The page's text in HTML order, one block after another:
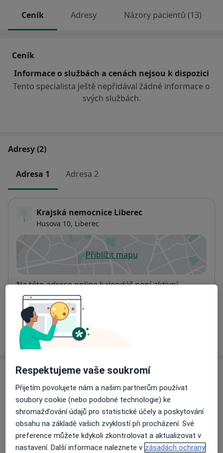
Ceník Adresy Názory pacientů (13)
Ceník
Informace o službách a cenách nejsou k dispozici
Tento specialista ještě nepřidával žádné informace o
svých službách.
Adresy (2)
Adresa 1 Adresa 2
Krajská nemocnice Liberec
Husova 10, Liberec
Přiblížit mapuse otevře v nové záložce
Dostupnost
Na této adrese online kalendář není aktivní
Co mám v takové situaci udělat?
Názory
Přidejte svůj názor
13 názorů
Respektujeme vaše soukromí
Přijetím povolujete nám a našim partnerům používat
soubory cookie (nebo podobné technologie) ke
shromažďování údajů pro statistické účely a poskytování
obsahu na základě vašich zvyklostí při procházení. Své
preference můžete kdykoli zkontrolovat a aktualizovat v
nastavení. Další informace naleznete v zásadách ochrany